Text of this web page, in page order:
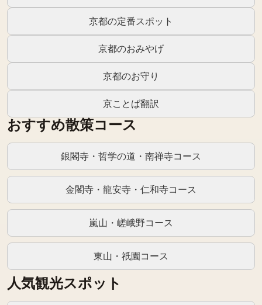
京都の定番スポット
京都のおみやげ
京都のお守り
京ことば翻訳
おすすめ散策コース
銀閣寺・哲学の道・南禅寺コース
金閣寺・龍安寺・仁和寺コース
嵐山・嵯峨野コース
東山・祇園コース
人気観光スポット